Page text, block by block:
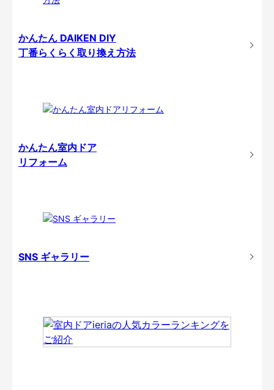
かんたん DAIKEN DIY
丁番らくらく取り換え方法
かんたん室内ドア
リフォーム
SNS ギャラリー